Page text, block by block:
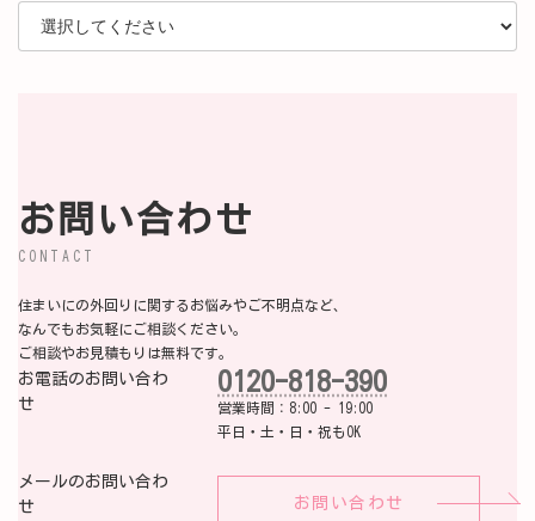
お問い合わせ
CONTACT
住まいにの外回りに関するお悩みやご不明点など、
なんでもお気軽にご相談ください。
ご相談やお見積もりは無料です。
お電話のお問い合わ
せ
0120-818-390
営業時間：8:00 - 19:00
平日・土・日・祝もOK
メールのお問い合わ
せ
お問い合わせ